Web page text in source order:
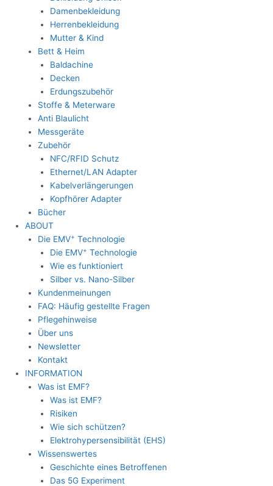
Damenbekleidung
Herrenbekleidung
Mutter & Kind
Bett & Heim
Baldachine
Decken
Erdungszubehör
Stoffe & Meterware
Anti Blaulicht
Messgeräte
Zubehör
NFC/RFID Schutz
Ethernet/LAN Adapter
Kabelverlängerungen
Kopfhörer Adapter
Bücher
ABOUT
Die EMV+ Technologie
Die EMV+ Technologie
Wie es funktioniert
Silber vs. Nano-Silber
Kundenmeinungen
FAQ: Häufig gestellte Fragen
Pflegehinweise
Über uns
Newsletter
Kontakt
INFORMATION
Was ist EMF?
Was ist EMF?
Risiken
Wie sich schützen?
Elektrohypersensibilität (EHS)
Wissenswertes
Geschichte eines Betroffenen
Das 5G Experiment